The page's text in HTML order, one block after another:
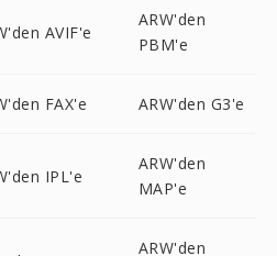
AVIF'e
ARW'den
PBM'e
FAX'e ARW'den G3'e
IPL'e
ARW'den
MAP'e
ARW'den